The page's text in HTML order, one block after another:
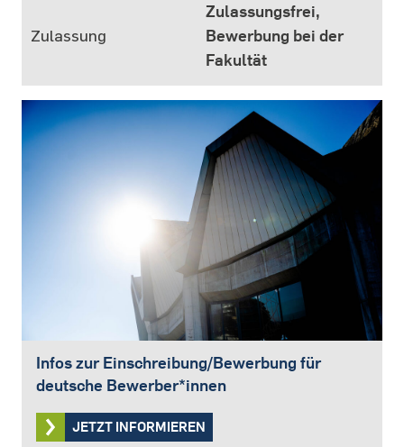
Zulassung
Zulassungsfrei,
Bewerbung bei der
Fakultät
Infos zur Einschreibung/Bewerbung für
deutsche Bewerber*innen
JETZT INFORMIEREN